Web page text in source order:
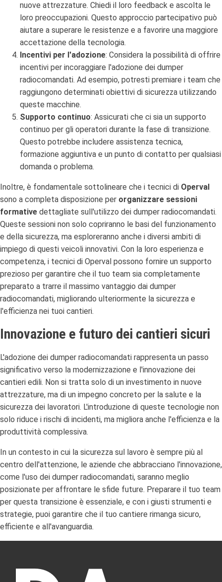
nuove attrezzature. Chiedi il loro feedback e ascolta le
loro preoccupazioni. Questo approccio partecipativo può
aiutare a superare le resistenze e a favorire una maggiore
accettazione della tecnologia.
Incentivi per l'adozione: Considera la possibilità di offrire
incentivi per incoraggiare l'adozione dei dumper
radiocomandati. Ad esempio, potresti premiare i team che
raggiungono determinati obiettivi di sicurezza utilizzando
queste macchine.
Supporto continuo: Assicurati che ci sia un supporto
continuo per gli operatori durante la fase di transizione.
Questo potrebbe includere assistenza tecnica,
formazione aggiuntiva e un punto di contatto per qualsiasi
domanda o problema.
Inoltre, è fondamentale sottolineare che i tecnici di Operval
sono a completa disposizione per organizzare sessioni
formative dettagliate sull'utilizzo dei dumper radiocomandati.
Queste sessioni non solo copriranno le basi del funzionamento
e della sicurezza, ma esploreranno anche i diversi ambiti di
impiego di questi veicoli innovativi. Con la loro esperienza e
competenza, i tecnici di Operval possono fornire un supporto
prezioso per garantire che il tuo team sia completamente
preparato a trarre il massimo vantaggio dai dumper
radiocomandati, migliorando ulteriormente la sicurezza e
l'efficienza nei tuoi cantieri.
Innovazione e futuro dei cantieri sicuri
L'adozione dei dumper radiocomandati rappresenta un passo
significativo verso la modernizzazione e l'innovazione dei
cantieri edili. Non si tratta solo di un investimento in nuove
attrezzature, ma di un impegno concreto per la salute e la
sicurezza dei lavoratori. L'introduzione di queste tecnologie non
solo riduce i rischi di incidenti, ma migliora anche l'efficienza e la
produttività complessiva.
In un contesto in cui la sicurezza sul lavoro è sempre più al
centro dell'attenzione, le aziende che abbracciano l'innovazione,
come l'uso dei dumper radiocomandati, saranno meglio
posizionate per affrontare le sfide future. Preparare il tuo team
per questa transizione è essenziale, e con i giusti strumenti e
strategie, puoi garantire che il tuo cantiere rimanga sicuro,
efficiente e all'avanguardia.